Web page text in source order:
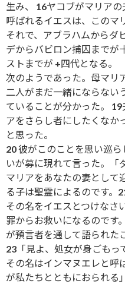
生み、 16ヤコブがマリア
呼ばれるイエスは、このマ
それで、アブラハムからダ
デからバビロン捕囚までが
ストまでが +四代となる
次のようであった。母マリ
二人がまだ一緒にならない
ていることが分かった。
アをさらし者にしたくなか
と思
20 彼がこのことを思い巡
いが募に現れて言った。「
マリアをあなたの妻として
る子は聖霊によるのです。
その名をイエスとつけなさ
罪からお救いになるのです
が預言者を通して語られた
23「見よ、処女が身ごもっ
その名はインマヌエレと呼
が私たちとともにおられる